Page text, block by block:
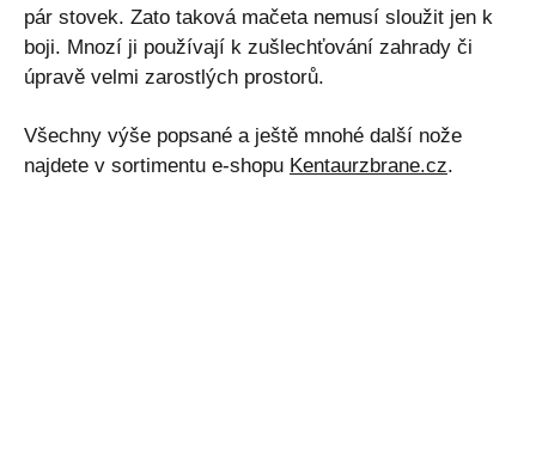
pár stovek. Zato taková mačeta nemusí sloužit jen k
boji. Mnozí ji používají k zušlechťování zahrady či
úpravě velmi zarostlých prostorů.
Všechny výše popsané a ještě mnohé další nože
najdete v sortimentu e-shopu Kentaurzbrane.cz.